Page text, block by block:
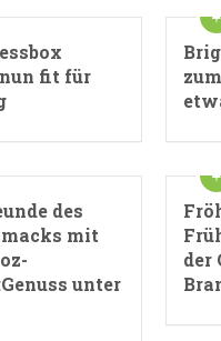
fit für
des
mit
unter
der